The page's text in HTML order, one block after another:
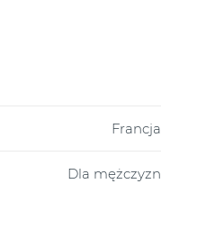
Francja
Dla mężczyzn